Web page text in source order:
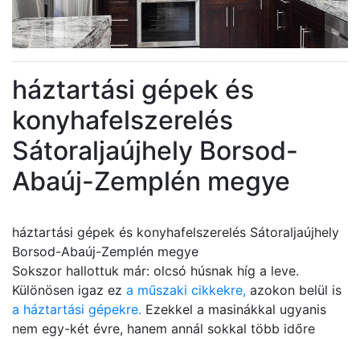
háztartási gépek és
konyhafelszerelés
Sátoraljaújhely Borsod-
Abaúj-Zemplén megye
háztartási gépek és konyhafelszerelés Sátoraljaújhely
Borsod-Abaúj-Zemplén megye
Sokszor hallottuk már: olcsó húsnak híg a leve.
Különösen igaz ez a műszaki cikkekre, azokon belül is
a háztartási gépekre. Ezekkel a masinákkal ugyanis
nem egy-két évre, hanem annál sokkal több időre